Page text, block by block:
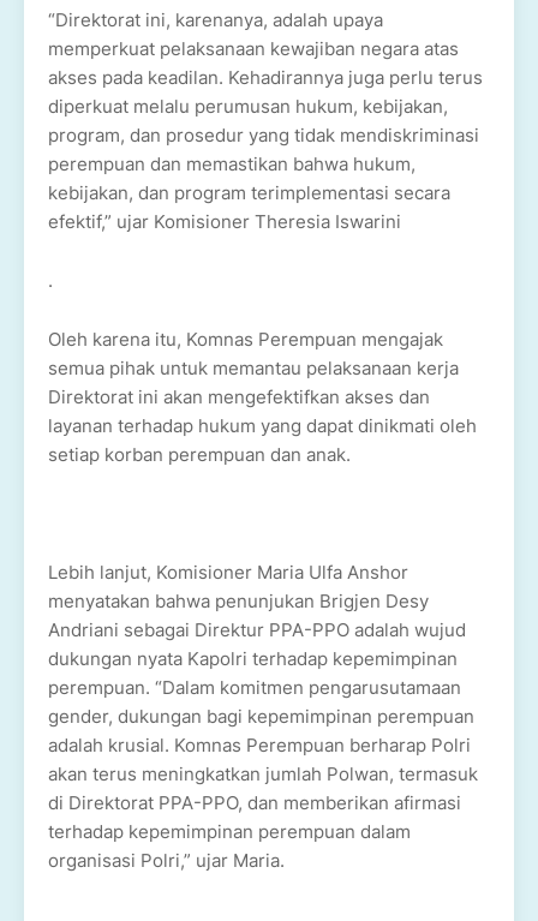
“Direktorat ini, karenanya, adalah upaya
memperkuat pelaksanaan kewajiban negara atas
akses pada keadilan. Kehadirannya juga perlu terus
diperkuat melalu perumusan hukum, kebijakan,
program, dan prosedur yang tidak mendiskriminasi
perempuan dan memastikan bahwa hukum,
kebijakan, dan program terimplementasi secara
efektif,” ujar Komisioner Theresia Iswarini
.
Oleh karena itu, Komnas Perempuan mengajak
semua pihak untuk memantau pelaksanaan kerja
Direktorat ini akan mengefektifkan akses dan
layanan terhadap hukum yang dapat dinikmati oleh
setiap korban perempuan dan anak.
Lebih lanjut, Komisioner Maria Ulfa Anshor
menyatakan bahwa penunjukan Brigjen Desy
Andriani sebagai Direktur PPA-PPO adalah wujud
dukungan nyata Kapolri terhadap kepemimpinan
perempuan. “Dalam komitmen pengarusutamaan
gender, dukungan bagi kepemimpinan perempuan
adalah krusial. Komnas Perempuan berharap Polri
akan terus meningkatkan jumlah Polwan, termasuk
di Direktorat PPA-PPO, dan memberikan afirmasi
terhadap kepemimpinan perempuan dalam
organisasi Polri,” ujar Maria.